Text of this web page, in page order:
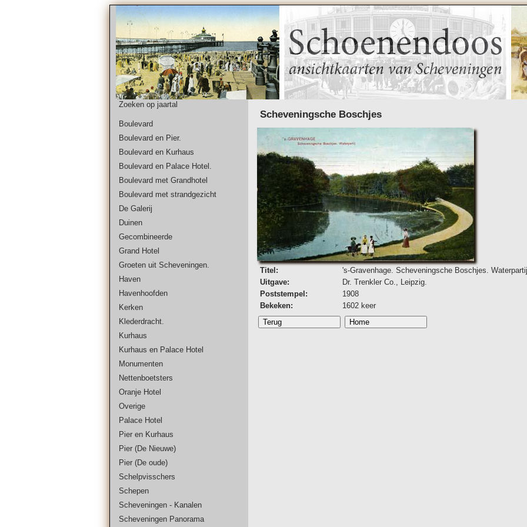
Zoeken op jaartal
Boulevard
Boulevard en Pier.
Boulevard en Kurhaus
Boulevard en Palace Hotel.
Boulevard met Grandhotel
Boulevard met strandgezicht
De Galerij
Duinen
Gecombineerde
Grand Hotel
Groeten uit Scheveningen.
Haven
Havenhoofden
Kerken
Klederdracht.
Kurhaus
Kurhaus en Palace Hotel
Monumenten
Nettenboetsters
Oranje Hotel
Overige
Palace Hotel
Pier en Kurhaus
Pier (De Nieuwe)
Pier (De oude)
Schelpvisschers
Schepen
Scheveningen - Kanalen
Scheveningen Panorama
Scheveningsche Boschjes
Titel:
's-Gravenhage. Scheveningsche Boschjes.
Uitgave:
Dr. Trenkler Co., Leipzig.
Poststempel:
1908
Bekeken:
1602 keer